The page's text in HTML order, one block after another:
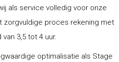
als service volledig voor onze
zorgvuldige proces rekening met
3,5 tot 4 uur.
optimalisatie als Stage